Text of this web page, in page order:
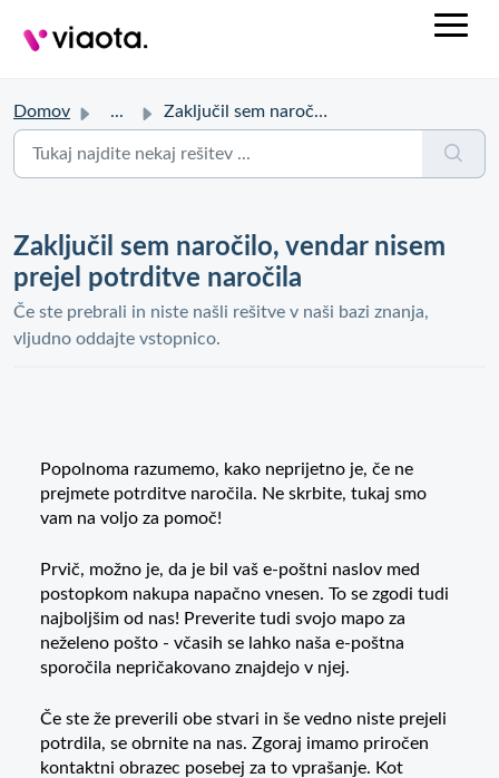
Domov ... Zaključil sem naročilo, vendar nisem prejel potrditve nar...
Zaključil sem naročilo, vendar nisem
prejel potrditve naročila
Če ste prebrali in niste našli rešitve v naši bazi znanja,
vljudno oddajte vstopnico.
Popolnoma razumemo, kako neprijetno je, če ne
prejmete potrditve naročila. Ne skrbite, tukaj smo
vam na voljo za pomoč!
Prvič, možno je, da je bil vaš e-poštni naslov med
postopkom nakupa napačno vnesen. To se zgodi tudi
najboljšim od nas! Preverite tudi svojo mapo za
neželeno pošto - včasih se lahko naša e-poštna
sporočila nepričakovano znajdejo v njej.
Če ste že preverili obe stvari in še vedno niste prejeli
potrdila, se obrnite na nas. Zgoraj imamo priročen
kontaktni obrazec posebej za to vprašanje. Kot